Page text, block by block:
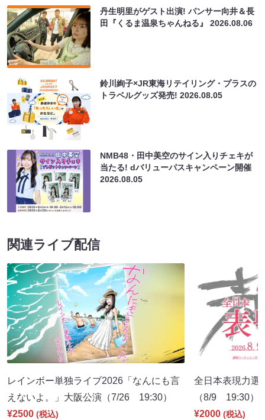
丹生明里がゲスト出演! パンサー向井＆長
田『くるま温泉ちゃんねる』2026.08.06
鈴川絢子×JR東海リテイリング・プラスの
トラベルグッズ発売!2026.08.05
NMB48・田中美空のサイン入りチェキが
当たる! dバリューパスキャンペーン開催
2026.08.05
関連ライブ配信
レインボー単独ライブ2026「なんにも言
えないよ。」大阪公演（7/26 19:30）
¥2500 (税込)
全日本表現力選
（8/9 19:30）
¥2000 (税込)